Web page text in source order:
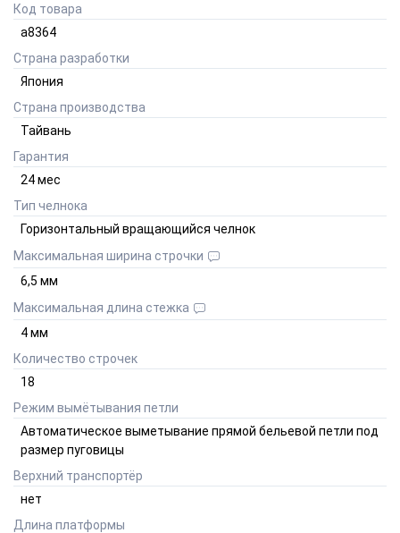
Код товара
а8364
Страна разработки
Япония
Страна производства
Тайвань
Гарантия
24мес
Тип челнока
Горизонтальный вращающийся челнок
Максимальная ширина строчки
6,5 мм
Максимальная длина стежка
4мм
Количество строчек
18
Режим вымётывания петли
Автоматическое выметывание прямой бельевой петли под
размер пуговицы
Верхний транспортёр
нет
Длина платформы